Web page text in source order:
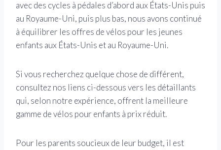
avec des cycles à pédales d’abord aux États-Unis puis
au Royaume-Uni, puis plus bas, nous avons continué
à équilibrer les offres de vélos pour les jeunes
enfants aux États-Unis et au Royaume-Uni.
Si vous recherchez quelque chose de différent,
consultez nos liens ci-dessous vers les détaillants
qui, selon notre expérience, offrent la meilleure
gamme de vélos pour enfants à prix réduit.
Pour les parents soucieux de leur budget, il est